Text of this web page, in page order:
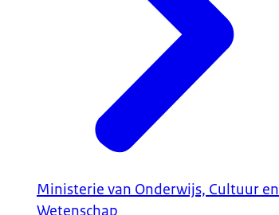
Ministerie van Onderwijs, Cultuur en
Wetenschap